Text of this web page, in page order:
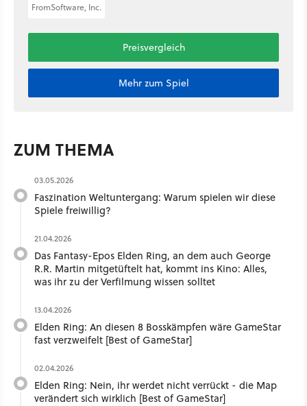
FromSoftware, Inc.
Preisvergleich
Mehr zum Spiel
ZUM THEMA
03.05.2026
Faszination Weltuntergang: Warum spielen wir diese
Spiele freiwillig?
21.04.2026
Das Fantasy-Epos Elden Ring, an dem auch George
R.R. Martin mitgetüftelt hat, kommt ins Kino: Alles,
was ihr zu der Verfilmung wissen solltet
13.04.2026
Elden Ring: An diesen 8 Bosskämpfen wäre GameStar
fast verzweifelt [Best of GameStar]
02.04.2026
Elden Ring: Nein, ihr werdet nicht verrückt - die Map
verändert sich wirklich [Best of GameStar]